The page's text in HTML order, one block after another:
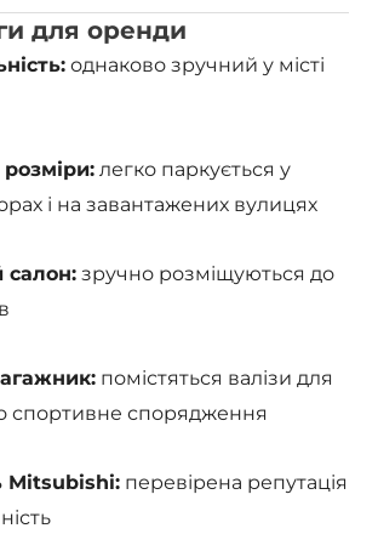
для оренди
однаково зручний у місті
легко паркується у
і на завантажених вулицях
салон: зручно розміщуються до
помістяться валізи для
спортивне спорядження
Mitsubishi: перевірена репутація